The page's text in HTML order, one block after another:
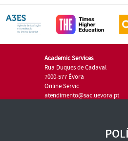
Academic Services
Rua Duques de Cadaval
7000-577 Évora
Online Servic
atendimento@sac.uevora.pt